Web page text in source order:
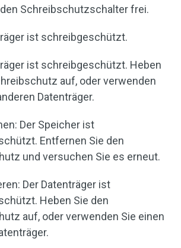
Schreibschutzschalter frei.
ist schreibgeschützt.
ist schreibgeschützt. Heben
auf, oder verwenden
Datenträger.
Der Speicher ist
Entfernen Sie den
und versuchen Sie es erneut.
Der Datenträger ist
Heben Sie den
auf, oder verwenden Sie einen